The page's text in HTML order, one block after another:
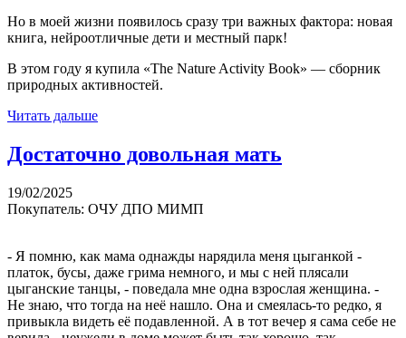
Но в моей жизни появилось сразу три важных фактора: новая
книга, нейроотличные дети и местный парк!
В этом году я купила «The Nature Activity Book» — сборник
природных активностей.
Читать дальше
Достаточно довольная мать
19/02/2025
Покупатель: ОЧУ ДПО МИМП
- Я помню, как мама однажды нарядила меня цыганкой -
платок, бусы, даже грима немного, и мы с ней плясали
цыганские танцы, - поведала мне одна взрослая женщина. -
Не знаю, что тогда на неё нашло. Она и смеялась-то редко, я
привыкла видеть её подавленной. А в тот вечер я сама себе не